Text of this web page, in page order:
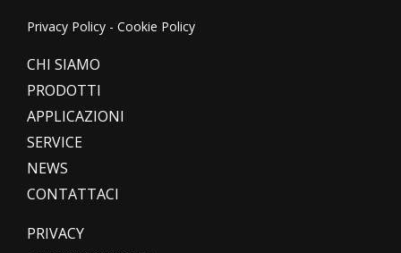
Privacy Policy - Cookie Policy
CHI SIAMO
PRODOTTI
APPLICAZIONI
SERVICE
NEWS
CONTATTACI
PRIVACY